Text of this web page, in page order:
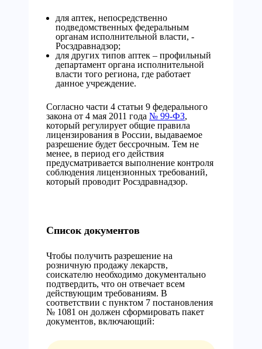
для аптек, непосредственно
подведомственных федеральным
органам исполнительной власти, -
Росздравнадзор;
для других типов аптек – профильный
департамент органа исполнительной
власти того региона, где работает
данное учреждение.
Согласно части 4 статьи 9 федерального
закона от 4 мая 2011 года № 99-ФЗ,
который регулирует общие правила
лицензирования в России, выдаваемое
разрешение будет бессрочным. Тем не
менее, в период его действия
предусматривается выполнение контроля
соблюдения лицензионных требований,
который проводит Росздравнадзор.
Список документов
Чтобы получить разрешение на
розничную продажу лекарств,
соискателю необходимо документально
подтвердить, что он отвечает всем
действующим требованиям. В
соответствии с пунктом 7 постановления
№ 1081 он должен сформировать пакет
документов, включающий: